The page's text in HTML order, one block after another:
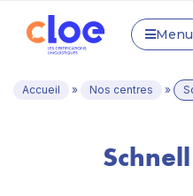
Menu
Accueil » Nos centres »